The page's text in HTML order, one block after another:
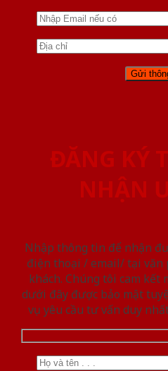
ĐĂNG KÝ
NHẬN
Nhập thông tin để nhận
điện thoại / email/ tại văn
khách. Chúng tôi cam
dưới đây được bảo mật
vụ yêu cầu tư vấn duy